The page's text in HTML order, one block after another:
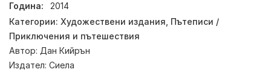
Година:
2014
Категории: Художествени издания Пътеписи /
Приключения и пътешествия
Автор: Дан Кийрън
Издател: Сиела